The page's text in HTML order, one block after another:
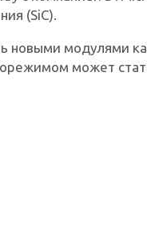
(SiC).
новыми модулями
может